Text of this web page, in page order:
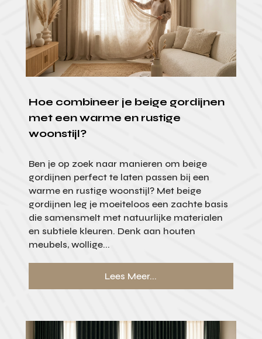
Hoe combineer je beige gordijnen
met een warme en rustige
woonstijl?
Ben je op zoek naar manieren om beige
gordijnen perfect te laten passen bij een
warme en rustige woonstijl? Met beige
gordijnen leg je moeiteloos een zachte basis
die samensmelt met natuurlijke materialen
en subtiele kleuren. Denk aan houten
meubels, wollige...
Lees Meer...